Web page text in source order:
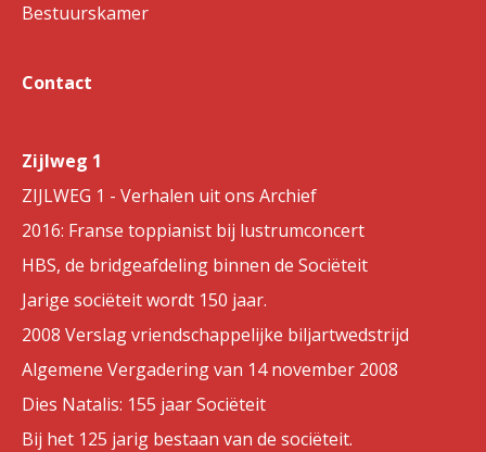
Bestuurskamer
Contact
Zijlweg 1
ZIJLWEG 1 - Verhalen uit ons Archief
2016: Franse toppianist bij lustrumconcert
HBS, de bridgeafdeling binnen de Sociëteit
Jarige sociëteit wordt 150 jaar.
2008 Verslag vriendschappelijke biljartwedstrijd
Algemene Vergadering van 14 november 2008
Dies Natalis: 155 jaar Sociëteit
Bij het 125 jarig bestaan van de sociëteit.